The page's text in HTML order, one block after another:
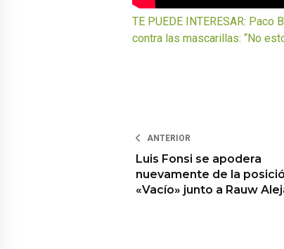
TE PUEDE INTERESAR:
contra las mascarillas: “No
ANTERIOR
Luis Fonsi se apodera
nuevamente de la
«Vacío» junto a Rauw